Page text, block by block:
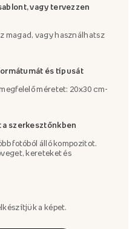
vagy tervezzen
magad, vagy használhatsz
és típusát
méretet: 20x30 cm-
a szerkesztőnkben
fotóból álló kompozitot.
kereteket és
a képet.